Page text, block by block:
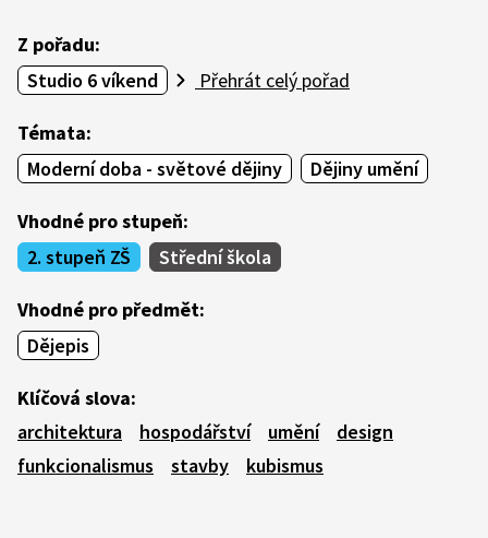
Z pořadu:
Studio 6 víkend
Přehrát celý pořad
Témata:
Moderní doba - světové dějiny
Dějiny umění
Vhodné pro stupeň:
2. stupeň ZŠ
Střední škola
Vhodné pro předmět:
Dějepis
Klíčová slova:
architektura
hospodářství umění
design
funkcionalismus
stavby kubismus